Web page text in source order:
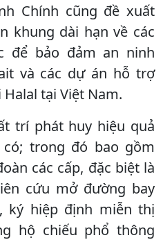
Chính cũng đề xuất
khung dài hạn về các
để bảo đảm an ninh
và các dự án hỗ trợ
tại Việt Nam.
trí phát huy hiệu quả
trong đó bao gồm
các cấp, đặc biệt là
cứu mở đường bay
ký hiệp định miễn thị
hộ chiếu phổ thông